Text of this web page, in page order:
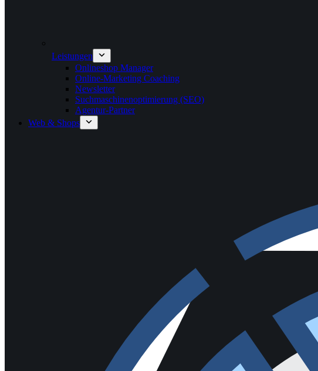
Leistungen
Onlineshop Manager
Online-Marketing Coaching
Newsletter
Suchmaschinenoptimierung (SEO)
Agentur-Partner
Web & Shops